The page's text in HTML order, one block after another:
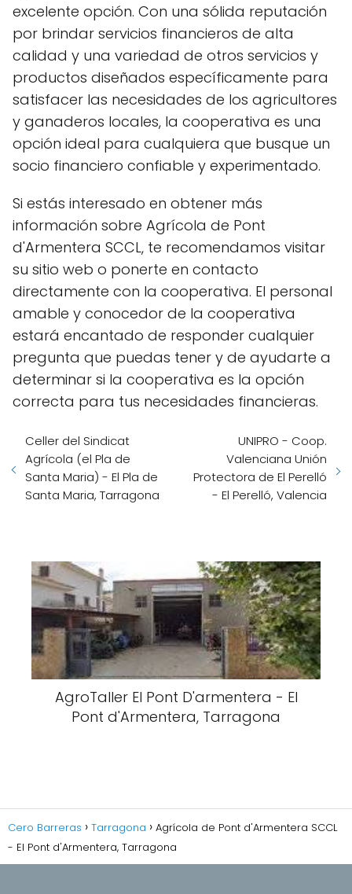
excelente opción. Con una sólida reputación
por brindar servicios financieros de alta
calidad y una variedad de otros servicios y
productos diseñados específicamente para
satisfacer las necesidades de los agricultores
y ganaderos locales, la cooperativa es una
opción ideal para cualquiera que busque un
socio financiero confiable y experimentado.
Si estás interesado en obtener más
información sobre Agrícola de Pont
d'Armentera SCCL, te recomendamos visitar
su sitio web o ponerte en contacto
directamente con la cooperativa. El personal
amable y conocedor de la cooperativa
estará encantado de responder cualquier
pregunta que puedas tener y de ayudarte a
determinar si la cooperativa es la opción
correcta para tus necesidades financieras.
Celler del Sindicat
Agrícola (el Pla de
Santa Maria) - El Pla de
Santa Maria, Tarragona
UNIPRO - Coop.
Valenciana Unión
Protectora de El Perelló
- El Perelló, Valencia
AgroTaller El Pont D'armentera - El
Pont d'Armentera, Tarragona
Cero Barreras Tarragona
Agrícola de Pont d'Armentera SCCL
- El Pont d'Armentera, Tarragona